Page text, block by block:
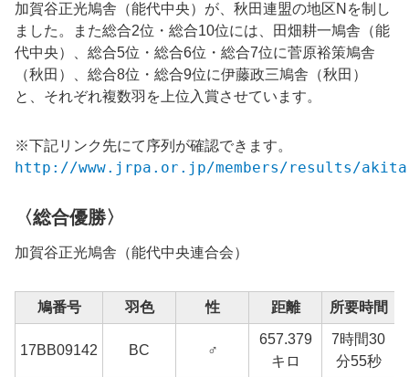
加賀谷正光鳩舎（能代中央）が、秋田連盟の地区Nを制し
ました。また総合2位・総合10位には、田畑耕一鳩舎（能
代中央）、総合5位・総合6位・総合7位に菅原裕策鳩舎
（秋田）、総合8位・総合9位に伊藤政三鳩舎（秋田）
と、それぞれ複数羽を上位入賞させています。
※下記リンク先にて序列が確認できます。
http://www.jrpa.or.jp/members/results/
〈総合優勝〉
加賀谷正光鳩舎（能代中央連合会）
鳩番号 羽色 性 距離 所要時間
17BB09142 BC ♂
657.379
キロ
7時間30
分55秒